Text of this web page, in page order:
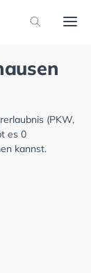
(PKW,
es 0
kannst.